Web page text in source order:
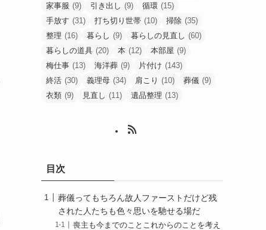
家事服 (9) 引き出し (9) 循環 (15)
手放す (31) 打ち切り世帯 (10) 掃除 (35)
整理 (16) 暮らし (9) 暮らしの見直し (60)
暮らしの道具 (20) 本 (12) 本部屋 (9)
梅仕事 (13) 海洋葬 (9) 片付け (143)
終活 (30) 義理母 (34) 肩こり (10) 葬儀 (9)
衣類 (9) 見直し (11) 遺品整理 (13)
目次
葬儀ってもちろん故人ファーストだけど残
された人たちも色々思いを馳せる場だ
喪主も今までのことこれからのことを考え